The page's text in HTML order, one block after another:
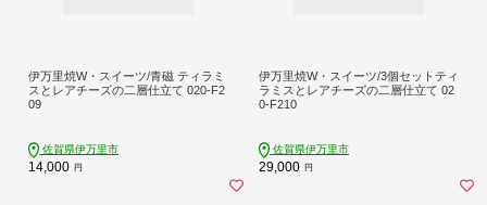
伊万里焼W・スイーツ/青磁 ティラミ
スとレアチーズの二層仕立て 020-F2
09
佐賀県伊万里市
14,000 円
伊万里焼W・スイーツ/3個セットティ
ラミスとレアチーズの二層仕立て 02
0-F210
佐賀県伊万里市
29,000 円